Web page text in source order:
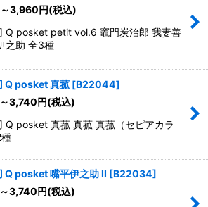
～3,960円(税込)
Q posket petit vol.6 竈門炭治郎 我妻善
之助 全3種
Q posket 真菰 [B22044]
～3,740円(税込)
Q posket 真菰 真菰 真菰（セピアカラ
Q posket 嘴平伊之助 II [B22034]
～3,740円(税込)